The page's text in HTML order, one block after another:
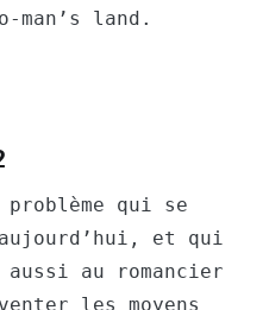
man’s land.
qui se
et qui
au romancier
les moyens